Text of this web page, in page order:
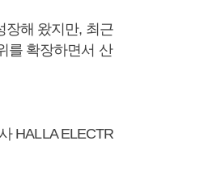
장해 왔지만, 최근
를 확장하면서 산
HALLA ELECTR